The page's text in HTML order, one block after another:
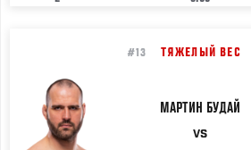
#13 ТЯЖЕЛЫЙ ВЕС
МАРТИН БУДАЙ
VS